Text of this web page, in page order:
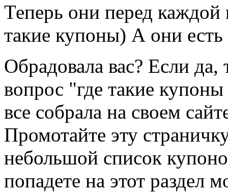
Теперь они перед
такие купоны) А они есть
Обрадовала вас? Если
вопрос "где такие
все собрала на своем
Промотайте эту
небольшой список
попадете на этот раздел